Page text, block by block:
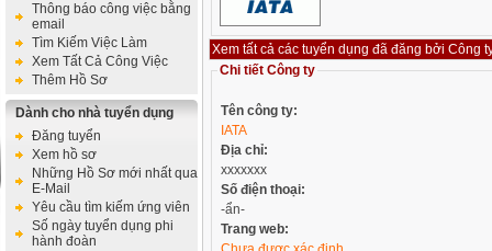
Thông báo công việc bằng
email
Tìm Kiếm Việc Làm
Xem Tất Cả Công Việc
Thêm Hồ Sơ
Dành cho nhà tuyển dụng
Đăng tuyển
Xem hồ sơ
Những Hồ Sơ mới nhất qua
E-Mail
Yêu cầu tìm kiếm ứng viên
Số ngày tuyển dụng phi
hành đoàn
Chi tiết Công ty
Tên công ty:
IATA
Địa chỉ:
xxxxxxx
Số điện thoại:
-ẩn-
Trang web: